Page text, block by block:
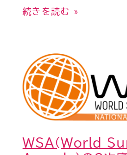
ド
受
賞
し
ま
た
続きを読む »
WSA(World
WSA(World
Summit
Awards)
の
次